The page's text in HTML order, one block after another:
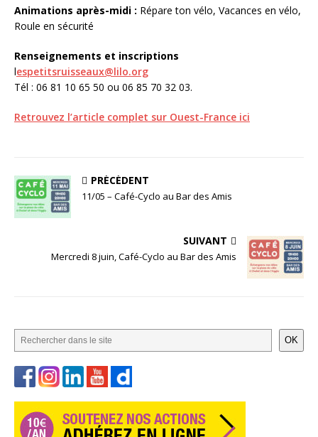
Animations après-midi : Répare ton vélo, Vacances en vélo,
Roule en sécurité
Renseignements et inscriptions
lespetitsruisseaux@lilo.org
Tél : 06 81 10 65 50 ou 06 85 70 32 03.
Retrouvez l’article complet sur Ouest-France ici
PRÉCÉDENT
11/05 – Café-Cyclo au Bar des Amis
SUIVANT
Mercredi 8 juin, Café-Cyclo au Bar des Amis
OK